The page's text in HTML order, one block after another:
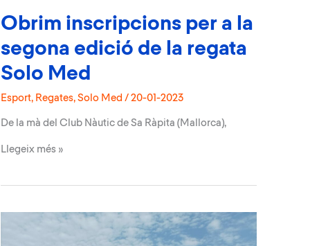
Obrim inscripcions per a la
segona edició de la regata
Solo Med
Esport, Regates, Solo Med / 20-01-2023
De la mà del Club Nàutic de Sa Ràpita (Mallorca),
Obrim
a
segona
Llegeix més »